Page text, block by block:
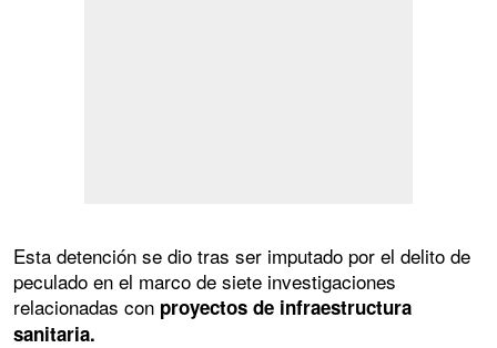
Esta detención se dio tras ser imputado por el delito de
peculado en el marco de siete investigaciones
relacionadas con proyectos de infraestructura
sanitaria.